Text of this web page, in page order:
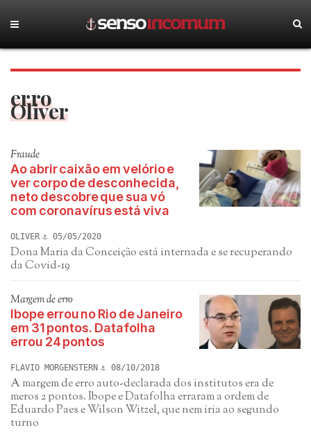
erro
Oliver
Fraude
Ao abrir caixão em velório e
ver corpo de desconhecida,
neto descobre que sua vó
com coronavírus está viva
OLIVER 05/05/2020
Dona Maria da Conceição está internada e se recuperando
da Covid-19
Margem de erro
Ibope errou no Rio de Janeiro
em 31 pontos. Datafolha
errou 24 pontos
FLAVIO MORGENSTERN 08/10/2018
A margem de erro auto-declarada dos institutos era de
meros 2 pontos. Ibope e Datafolha erraram a ordem de
Eduardo Paes e Wilson Witzel, que nem iria ao segundo
turno